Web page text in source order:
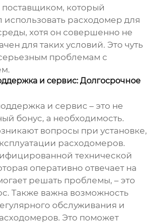
поставщиком, который
расходомер для
хотя он совершенно не
для таких условий. Это чуть
проблемам с
и сервис: Долгосрочное
и сервис – это не
бонус, а необходимость.
вопросы при установке,
расходомеров.
технической
оперативно отвечает на
решать проблемы, – это
Также важна возможность
обслуживания и
Это поможет